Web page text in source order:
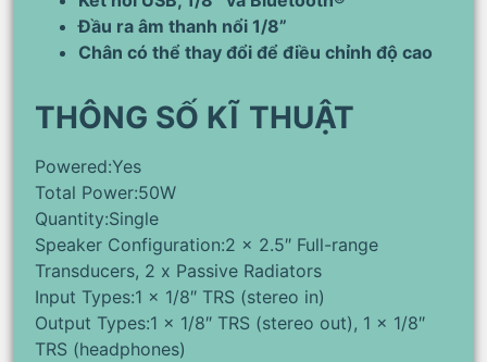
Đầu ra âm thanh nổi 1/8”
Chân có thể thay đổi để điều chỉnh độ cao
THÔNG SỐ KĨ THUẬT
Powered:Yes
Total Power:50W
Quantity:Single
Speaker Configuration:2 x 2.5″ Full-range
Transducers, 2 x Passive Radiators
Input Types:1 x 1/8″ TRS (stereo in)
Output Types:1 x 1/8″ TRS (stereo out), 1 x 1/8″
TRS (headphones)